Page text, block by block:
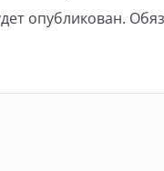
опубликован.